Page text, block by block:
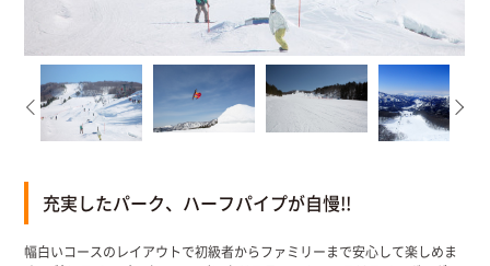
充実したパーク、ハーフパイプが自慢!!
幅白いコースのレイアウトで初級者からファミリーまで安心して楽しめま